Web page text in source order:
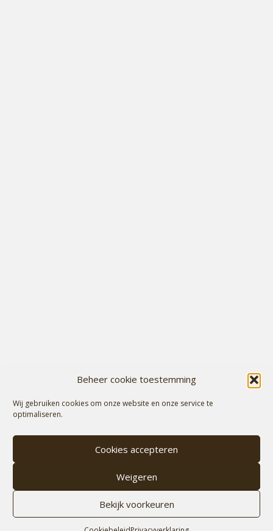
Beheer cookie toestemming
Wij gebruiken cookies om onze website en onze service te
optimaliseren.
Cookies accepteren
Weigeren
Bekijk voorkeuren